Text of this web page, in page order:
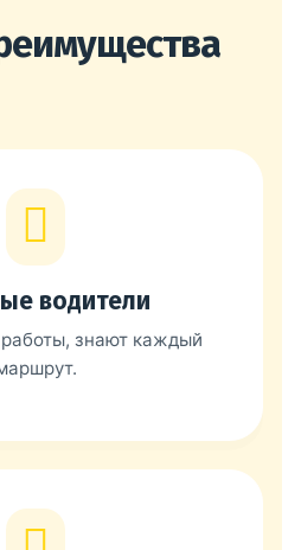
водители
знают каждый